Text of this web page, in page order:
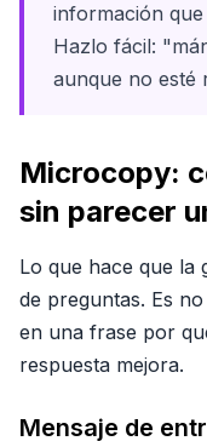
información
Hazlo fácil:
aunque no esté
Microcopy:
sin parecer
Lo que hace que la
de preguntas. Es
en una frase por
respuesta mejora.
Mensaje de